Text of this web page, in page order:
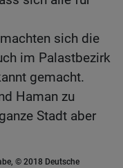
sich die
im Palastbezirk
gemacht.
Haman zu
Stadt aber
© 2018 Deutsche